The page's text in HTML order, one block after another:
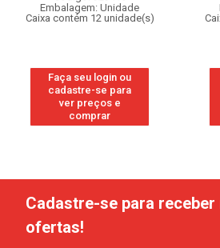
Embalagem: Unidade
Caixa contém 12 unidade(s)
Faça seu login ou
cadastre-se para
ver preços e
comprar
Cadastre-se para receber
ofertas!